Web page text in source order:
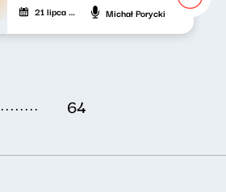
21 lipca 2026 Michał Porycki
64